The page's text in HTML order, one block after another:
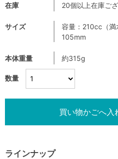
数量
在庫 20個以上在庫ござ
サイズ
容量：210cc（
105mm
本体重量 約315g
ラインナップ